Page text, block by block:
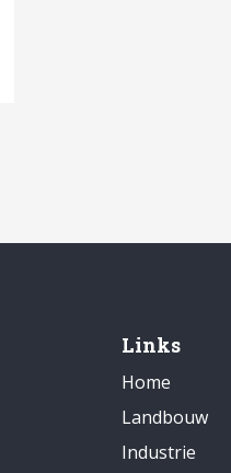
Links
Home
Landbouw
Industrie